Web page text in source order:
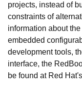
projects, instead of
constraints of
information about
embedded
development tools,
interface, the
be found at Red Hat's